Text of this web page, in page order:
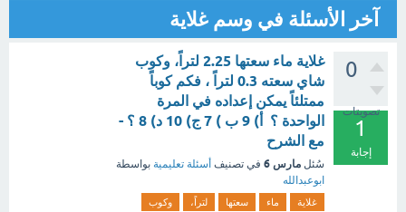
آخر الأسئلة في وسم غلاية
0
تصويتات
1
إجابة
غلاية ماء سعتها 2.25 لتراً، وكوب
شاي سعته 0.3 لتراً ، فكم كوباً
ممتلئاً يمكن إعداده في المرة
الواحدة ؟ أ) 9 ب ) 7 ج) 10 د) 8 ؟ -
مع الشرح
سُئل مارس 6 في تصنيف أسئلة تعليمية بواسطة
ابوعبدالله
غلاية ماء سعتها لتراً،
وكوب